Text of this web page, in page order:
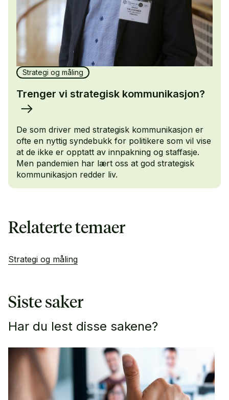
Strategi og måling
Trenger vi strategisk kommunikasjon?
De som driver med strategisk kommunikasjon er
ofte en nyttig syndebukk for politikere som vil vise
at de ikke er opptatt av innpakning og staffasje.
Men pandemien har lært oss at god strategisk
kommunikasjon redder liv.
Relaterte temaer
Strategi og måling
Siste saker
Har du lest disse sakene?